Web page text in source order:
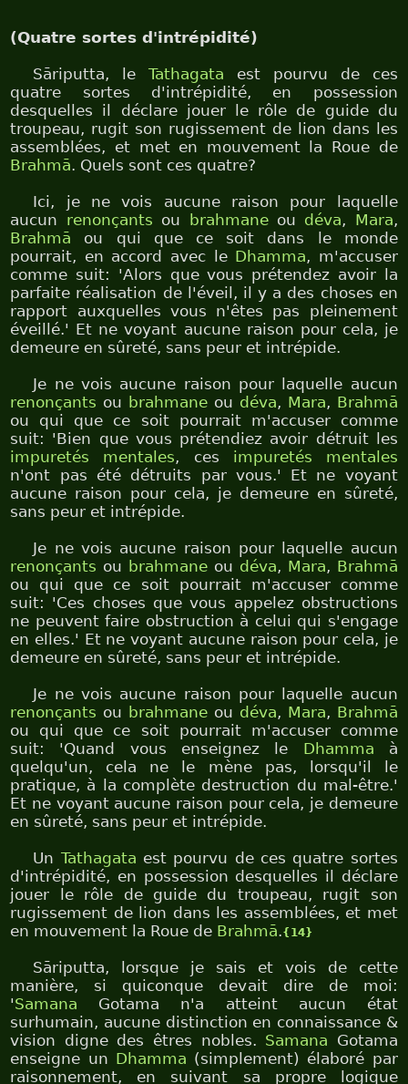
(Quatre sortes d'intrépidité)
Sāriputta, leTathagata est pourvu de ces
quatre sortes d'intrépidité, en possession
desquelles il déclare jouer le rôle de guide du
troupeau, rugit son rugissement de lion dans les
assemblées, et met en mouvement la Roue de
Brahmā. Quels sont ces quatre?
Ici, je ne vois aucune raison pour laquelle
aucun renonçants ou brahmaneou déva, Mara,
Brahmā ou qui que ce soit dans le monde
pourrait, en accord avec le Dhamma, m'accuser
comme suit: 'Alors que vous prétendez avoir la
parfaite réalisation de l'éveil, il y a des choses en
rapport auxquelles vous n'êtes pas pleinement
éveillé.' Et ne voyant aucune raison pour cela, je
demeure en sûreté, sans peur et intrépide.
Je ne vois aucune raison pour laquelle aucun
renonçants ou brahmane ou déva, Mara, Brahmā
ou qui que ce soit pourrait m'accuser comme
suit: 'Bien que vous prétendiez avoir détruit les
impuretés mentales, ces impuretés mentales
n'ont pas été détruits par vous.' Et ne voyant
aucune raison pour cela, je demeure en sûreté,
sans peur et intrépide.
Je ne vois aucune raison pour laquelle aucun
renonçants ou brahmane ou déva, Mara, Brahmā
ou qui que ce soit pourrait m'accuser comme
suit: 'Ces choses que vous appelez obstructions
ne peuvent faire obstruction à celui qui s'engage
en elles.' Et ne voyant aucune raison pour cela, je
demeure en sûreté, sans peur et intrépide.
Je ne vois aucune raison pour laquelle aucun
renonçants ou brahmane ou déva, Mara, Brahmā
ou qui que ce soit pourrait m'accuser comme
suit: 'Quand vous enseignez le Dhamma à
quelqu'un, cela ne le mène pas, lorsqu'il le
pratique, à la complète destruction du mal-être.'
Et ne voyant aucune raison pour cela, je demeure
en sûreté, sans peur et intrépide.
Un Tathagata est pourvu de ces quatre sortes
d'intrépidité, en possession desquelles il déclare
jouer le rôle de guide du troupeau, rugit son
rugissement de lion dans les assemblées, et met
en mouvement la Roue de Brahmā.{14}
Sāriputta, lorsque je sais et vois de cette
manière, si quiconque devait dire de moi:
'Samana Gotama n'a atteint aucun état
surhumain, aucune distinction en connaissance &
vision digne des êtres nobles. Samana Gotama
enseigne un Dhamma (simplement) élaboré par
raisonnement, en suivant sa propre logique